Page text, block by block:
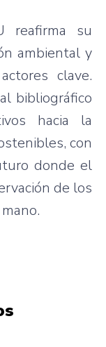
reafirma su
ambiental y
clave.
bibliográfico
hacia la
con
donde el
de los